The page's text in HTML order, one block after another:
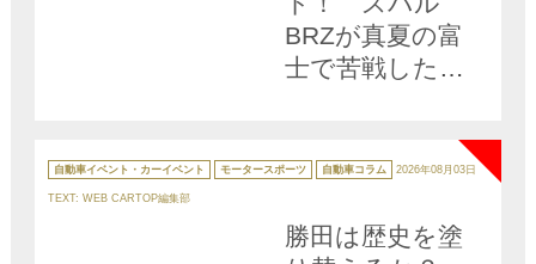
BRZが真夏の富
士で苦戦した理
テ
ゴ
ー
自動車イベント・カーイベント モータースポーツ 自動車コラム 2026年08月03日
TEXT: WEB CARTOP編集部
勝田は歴史を塗